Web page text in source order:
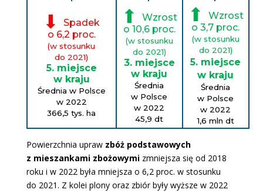
⬇Spadek
o 6,2 proc.
(w stosunku
do 2021)
5. miejsce
w kraju
Średnia w Polsce
w 2022
366,5 tys. ha
⬆
Wzrost
o 10,6 proc.
(w stosunku
do 2021)
3. miejsce
w kraju
Średnia
w Polsce
w 2022
45,9dt
⬆
Wzrost
o 3,7 proc.
(w stosunku
do 2021)
5. miejsce
w kraju
Średnia
w Polsce
w 2022
1,6 mln dt
Powierzchnia upraw zbóż podstawowych
z mieszankami zbożowymizmniejsza się od 2018
roku i w 2022 była mniejsza o 6,2 proc. w stosunku
do 2021. Z kolei plony oraz zbiór były wyższe w 2022